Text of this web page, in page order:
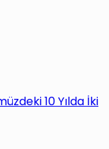
10 Yılda İki